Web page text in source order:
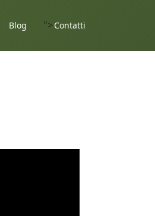
Blog "> Contatti